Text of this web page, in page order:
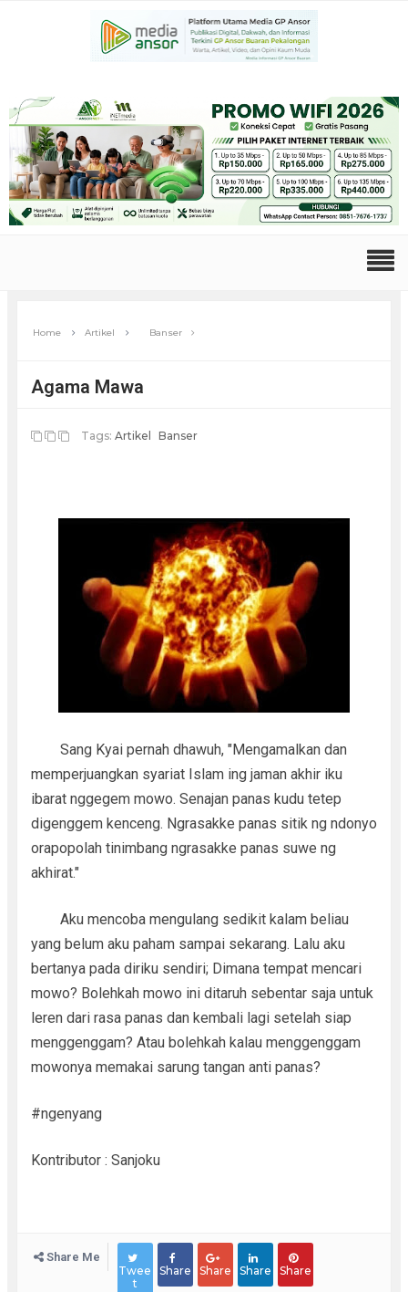
Home Artikel Banser
Agama Mawa
Tags: Artikel Banser
Sang Kyai pernah dhawuh, "Mengamalkan dan
memperjuangkan syariat Islam ing jaman akhir iku
ibarat nggegem mowo. Senajan panas kudu tetep
digenggem kenceng. Ngrasakke panas sitik ng ndonyo
orapopolah tinimbang ngrasakke panas suwe ng
akhirat."
Aku mencoba mengulang sedikit kalam beliau
yang belum aku paham sampai sekarang. Lalu aku
bertanya pada diriku sendiri; Dimana tempat mencari
mowo? Bolehkah mowo ini ditaruh sebentar saja untuk
leren dari rasa panas dan kembali lagi setelah siap
menggenggam? Atau bolehkah kalau menggenggam
mowonya memakai sarung tangan anti panas?
#ngenyang
Kontributor : Sanjoku
Share Me
Twee
t
Share Share Share Share